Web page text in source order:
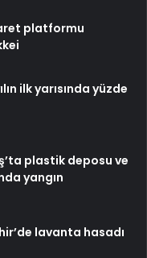
platformu
ilk yarısında yüzde
plastik deposu ve
yangın
lavanta hasadı